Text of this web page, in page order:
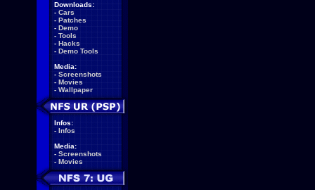
Downloads:
- Cars
- Patches
- Demo
- Tools
- Hacks
- Demo Tools
Media:
- Screenshots
- Movies
- Wallpaper
Infos:
- Infos
Media:
- Screenshots
- Movies